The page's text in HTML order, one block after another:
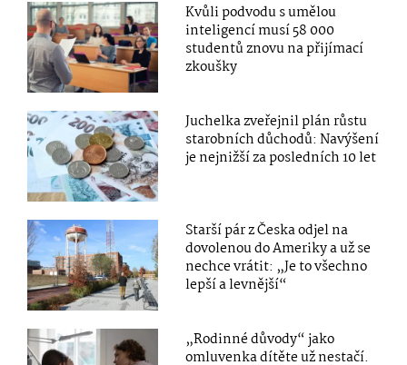
Kvůli podvodu s umělou
inteligencí musí 58 000
studentů znovu na přijímací
zkoušky
Juchelka zveřejnil plán růstu
starobních důchodů: Navýšení
je nejnižší za posledních 10 let
Starší pár z Česka odjel na
dovolenou do Ameriky a už se
nechce vrátit: „Je to všechno
lepší a levnější“
„Rodinné důvody“ jako
omluvenka dítěte už nestačí.